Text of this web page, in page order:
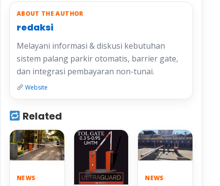
ABOUT THE AUTHOR
redaksi
Melayani informasi & diskusi kebutuhan
sistem palang parkir otomatis, barrier gate,
dan integrasi pembayaran non-tunai.
Website
Related
NEWS NEWS